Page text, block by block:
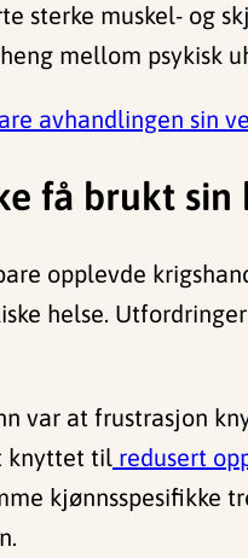
sterke muskel- og
mellom psykisk
avhandlingen sin
få brukt sin
opplevde
helse.
var at frustrasjon
knyttet til redusert
kjønnsspesifikke